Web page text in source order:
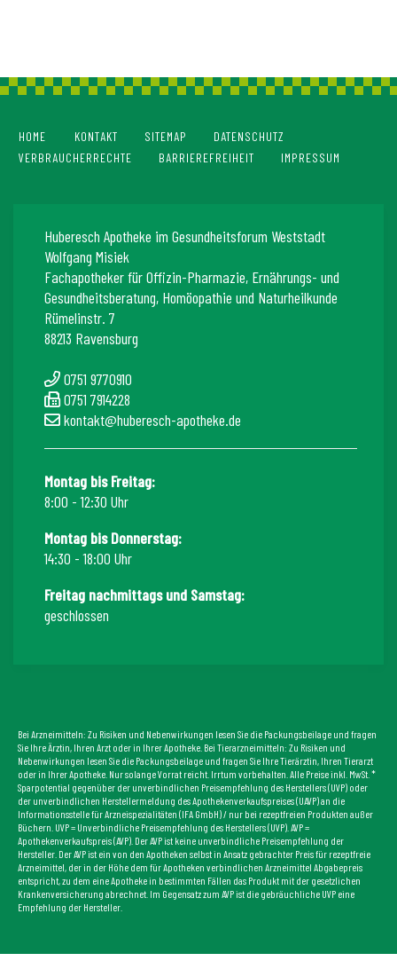
HOME KONTAKT SITEMAP
DATENSCHUTZ
VERBRAUCHERRECHTE
BARRIEREFREIHEIT IMPRESSUM
Huberesch Apotheke im Gesundheitsforum Weststadt
Wolfgang Misiek
Fachapotheker für Offizin-Pharmazie, Ernährungs- und
Gesundheitsberatung, Homöopathie und Naturheilkunde
Rümelinstr. 7
88213 Ravensburg
0751 9770910
0751 7914228
kontakt@huberesch-apotheke.de
Montag bis Freitag:
8:00 - 12:30 Uhr
Montag bis Donnerstag:
14:30 - 18:00 Uhr
Freitag nachmittags und Samstag:
geschlossen
Bei Arzneimitteln: Zu Risiken und Nebenwirkungen lesen Sie die Packungsbeilage und fragen
Sie Ihre Ärztin, Ihren Arzt oder in Ihrer Apotheke. Bei Tierarzneimitteln: Zu Risiken und
Nebenwirkungen lesen Sie die Packungsbeilage und fragen Sie Ihre Tierärztin, Ihren Tierarzt
oder in Ihrer Apotheke. Nur solange Vorrat reicht. Irrtum vorbehalten. Alle Preise inkl. MwSt. *
Sparpotential gegenüber der unverbindlichen Preisempfehlung des Herstellers (UVP) oder
der unverbindlichen Herstellermeldung des Apothekenverkaufspreises (UAVP) an die
Informationsstelle für Arzneispezialitäten (IFA GmbH) / nur bei rezeptfreien Produkten außer
Büchern. UVP = Unverbindliche Preisempfehlung des Herstellers (UVP). AVP =
Apothekenverkaufspreis (AVP). Der AVP ist keine unverbindliche Preisempfehlung der
Hersteller. Der AVP ist ein von den Apotheken selbst in Ansatz gebrachter Preis für rezeptfreie
Arzneimittel, der in der Höhe dem für Apotheken verbindlichen Arzneimittel Abgabepreis
entspricht, zu dem eine Apotheke in bestimmten Fällen das Produkt mit der gesetzlichen
Krankenversicherung abrechnet. Im Gegensatz zum AVP ist die gebräuchliche UVP eine
Empfehlung der Hersteller.